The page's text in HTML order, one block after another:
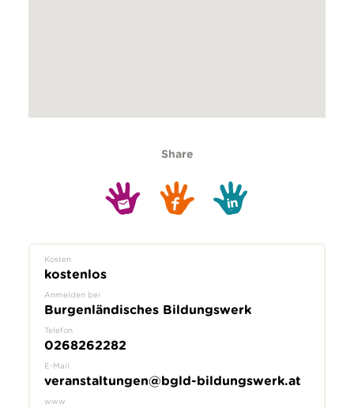
Share
Kosten
kostenlos
Anmelden bei
Burgenländisches Bildungswerk
Telefon
0268262282
E-Mail
veranstaltungen@bgld-bildungswerk.at
www